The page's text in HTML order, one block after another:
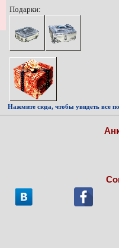
Подарки:
Нажмите сюда, чтобы увидеть все